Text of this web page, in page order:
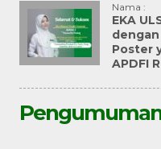
Nama :
EKA
dengan
Poster
APDFI